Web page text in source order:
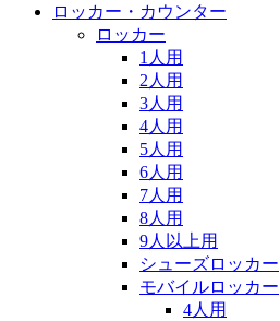
ロッカー・カウンター
ロッカー
1人用
2人用
3人用
4人用
5人用
6人用
7人用
8人用
9人以上用
シューズロッカー
モバイルロッカー
4人用